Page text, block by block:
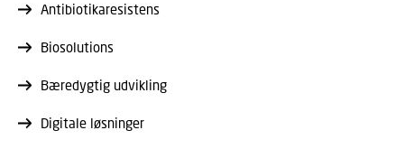
Antibiotikaresistens
Biosolutions
Bæredygtig udvikling
Digitale løsninger